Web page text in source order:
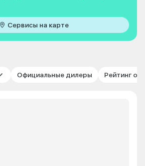
Сервисы на карте
Официальные дилеры Рейтинг